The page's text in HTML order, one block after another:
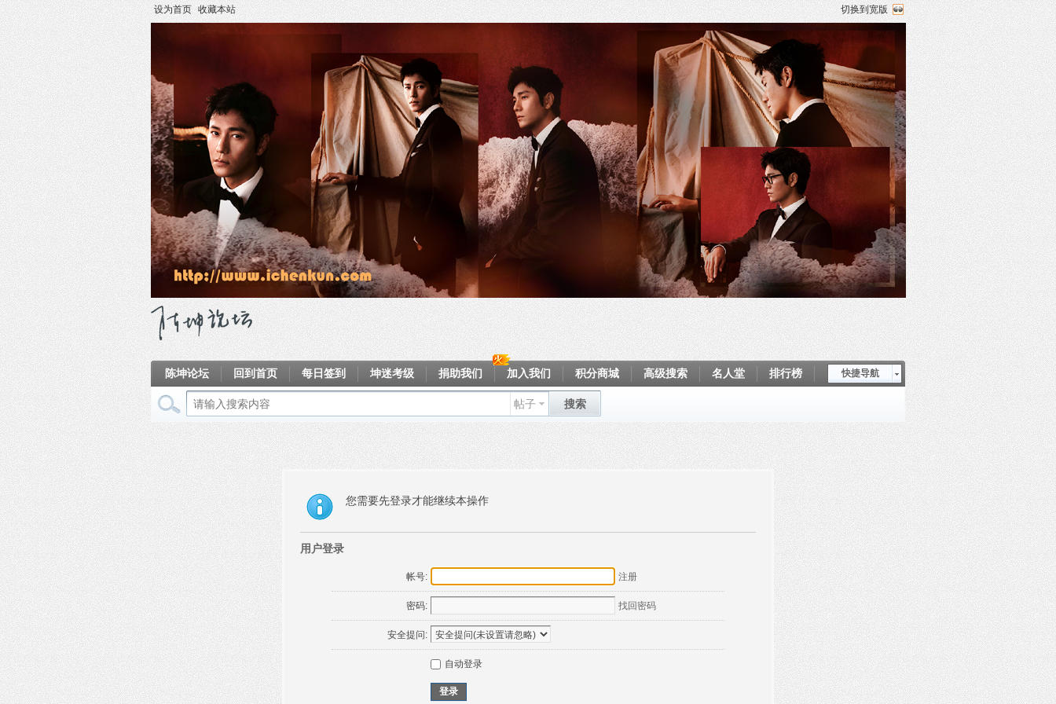
设为首页 收藏本站 切换到宽版
快捷导航
陈坤论坛 回到首页 每日签到 坤迷考级 捐助我们 加入我们 积分商城 高级搜索 名人堂
排行榜
帖子 搜索
您需要先登录才能继续本操作
用户登录
帐号: 注册
密码: 找回密码
安全提问:
自动登录
登录